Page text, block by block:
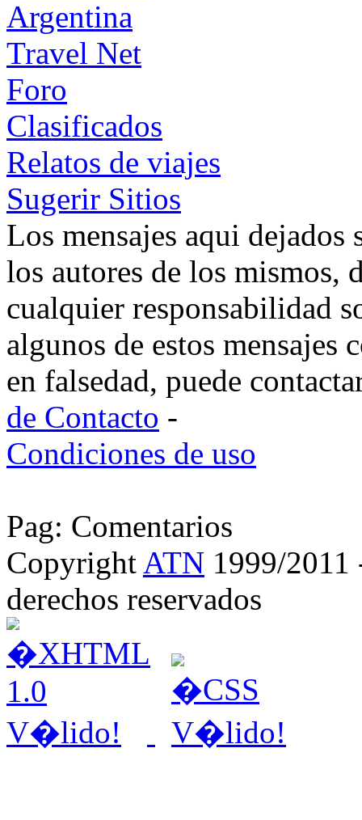
Foro
Clasificados
Relatos de viajes
Sugerir Sitios
Los mensajes aqui
los autores de los mismos,
cualquier responsabilidad
algunos de estos
en falsedad, puede
de Contacto -
Condiciones de uso
Pag: Comentarios
Copyright ATN 1999/2011
derechos reservados